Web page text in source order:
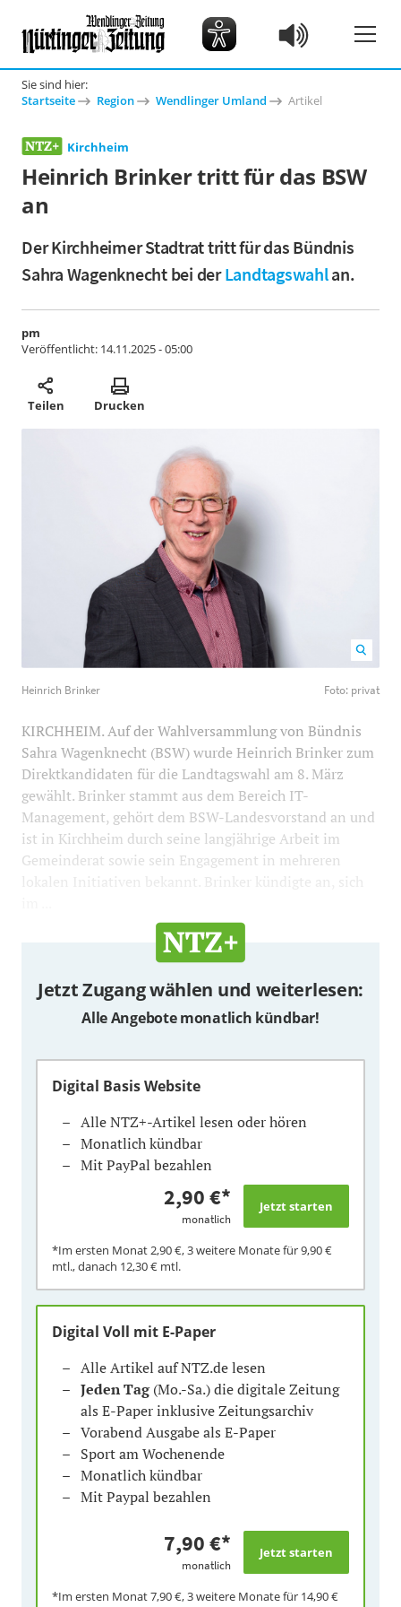
Sie sind hier:
Startseite
Region Wendlinger Umland Artikel
Kirchheim
Heinrich Brinker tritt für das BSW
an
Der Kirchheimer Stadtrat tritt für das Bündnis
Sahra Wagenknecht bei derLandtagswahlan.
pm
Veröffentlicht: 14.11.2025 - 05:00
Teilen Drucken
Heinrich Brinker Foto: privat
KIRCHHEIM. Auf der Wahlversammlung von Bündnis
Sahra Wagenknecht (BSW) wurde Heinrich Brinker zum
Direktkandidaten für die Landtagswahl am 8. März
gewählt. Brinker stammt aus dem Bereich IT-
Management, gehört dem BSW-Landesvorstand an und
ist in Kirchheim durch seine langjährige Arbeit im
Gemeinderat sowie sein Engagement in mehreren
lokalen Initiativen bekannt. Brinker kündigte an, sich
Jetzt Zugang wählen und weiterlesen:
Alle Angebote monatlich kündbar!
Digital Basis Website
Alle NTZ+-Artikel lesen oder hören
Monatlich kündbar
Mit PayPal bezahlen
2,90 €*
monatlich
*Im ersten Monat2,90 €, 3 weitere Monate für9,90 €
mtl., danach 12,30 € mtl.
Digital Voll mit E-Paper
Alle Artikel auf NTZ.de lesen
Jeden Tag(Mo.-Sa.) die digitale Zeitung
als E-Paper inklusive Zeitungsarchiv
Vorabend Ausgabe als E-Paper
Sport am Wochenende
Monatlich kündbar
Mit Paypal bezahlen
7,90 €*
monatlich
*Im ersten Monat7,90 €, 3 weitere Monate für 14,90 €